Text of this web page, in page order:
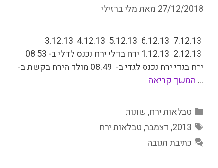
27/12/2018 מאתמלי ברזילי
7.12.13 6.12.13 5.12.13 4.12.13 3.12.13
2.12.13 1.12.13 ירח בדלי ­ירח נכנס לדלי ב- 08.53
ירח בגדי ירח נכנס לגדי ב- 08.49 מולד הירח בקשת ב-
… המשך קריאה
קטגוריות
טבלאות ירח,שונות
תגיות
2013
,דצמבר,טבלאות ירח
כתיבת תגובה